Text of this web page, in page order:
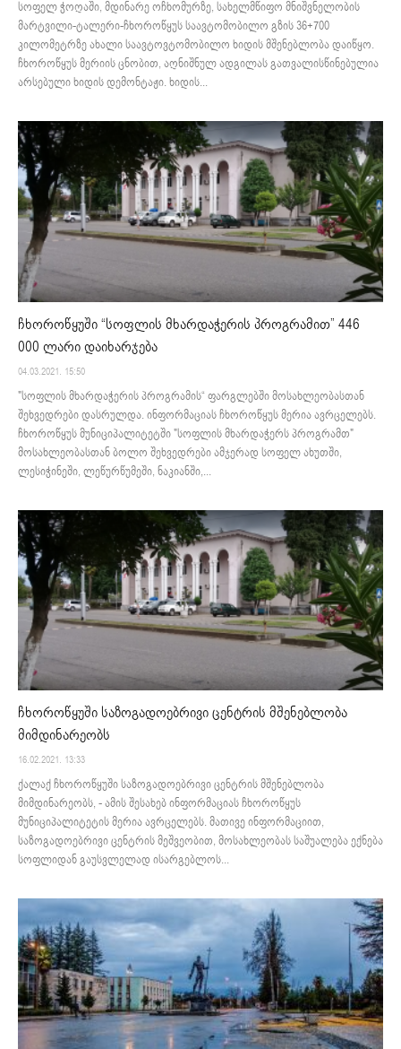
სოფელ ჭოღაში, მდინარე ოჩხომურზე, სახელმწიფო მნიშვნელობის
მარტვილი-ტალერი-ჩხოროწყუს საავტომობილო გზის 36+700
კილომეტრზე ახალი საავტოვტომობილო ხიდის მშენებლობა დაიწყო.
ჩხოროწყუს მერიის ცნობით, აღნიშნულ ადგილას გათვალისწინებულია
არსებული ხიდის დემონტაჟი. ხიდის...
ჩხოროწყუში “სოფლის მხარდაჭერის პროგრამით” 446
000 ლარი დაიხარჯება
04.03.2021. 15:50
"სოფლის მხარდაჭერის პროგრამის“ ფარგლებში მოსახლეობასთან
შეხვედრები დასრულდა. ინფორმაციას ჩხოროწყუს მერია ავრცელებს.
ჩხოროწყუს მუნიციპალიტეტში "სოფლის მხარდაჭერს პროგრამთ"
მოსახლეობასთან ბოლო შეხვედრები ამჯერად სოფელ ახუთში,
ლესიჭინეში, ლეწურწუმეში, ნაკიანში,...
ჩხოროწყუში საზოგადოებრივი ცენტრის მშენებლობა
მიმდინარეობს
16.02.2021. 13:33
ქალაქ ჩხოროწყუში საზოგადოებრივი ცენტრის მშენებლობა
მიმდინარეობს, - ამის შესახებ ინფორმაციას ჩხოროწყუს
მუნიციპალიტეტის მერია ავრცელებს. მათივე ინფორმაციით,
საზოგადოებრივი ცენტრის მეშვეობით, მოსახლეობას საშუალება ექნება
სოფლიდან გაუსვლელად ისარგებლოს...